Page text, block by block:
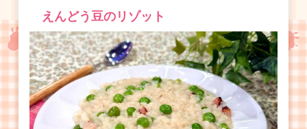
えんどう豆のリゾット